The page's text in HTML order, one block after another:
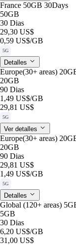
France 50GB 30Days
50GB
30 Dias
29,30 US$
0,59 US$/GB
5G
Detalles
Europe(30+ areas)
20GB
90 Dias
1,49 US$/GB
29,81 US$
5G
Ver detalles
Europe(30+ areas)
20GB
90 Dias
29,81 US$
1,49 US$/GB
5G
Detalles
Global (120+ areas)
5GB
30 Dias
6,20 US$/GB
31,00 US$